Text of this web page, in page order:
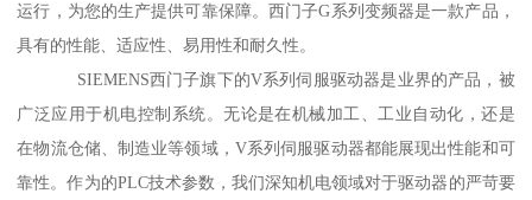
运行，为您的生产提供可靠保障。西门子G系列变频器是一款产品，
具有的性能、适应性、易用性和耐久性。
SIEMENS西门子旗下的V系列伺服驱动器是业界的产品，被
广泛应用于机电控制系统。无论是在机械加工、工业自动化，还是
在物流仓储、制造业等领域，V系列伺服驱动器都能展现出性能和可
靠性。作为的PLC技术参数，我们深知机电领域对于驱动器的严苛要